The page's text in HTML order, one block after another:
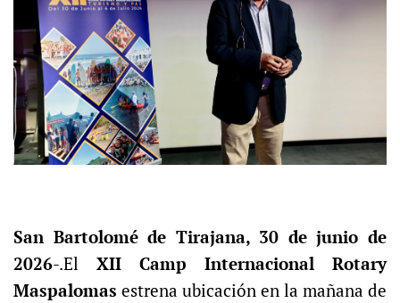
San Bartolomé de Tirajana, 30 de junio de
2026-.El XII Camp Internacional Rotary
Maspalomas estrena ubicación en la mañana de